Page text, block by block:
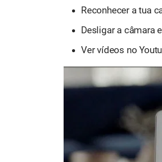
Reconhecer a tua
Desligar a câmara
Ver vídeos no